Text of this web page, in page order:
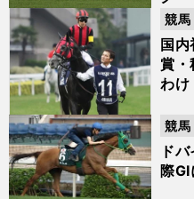
バ
国
賞・
わけ
競馬
ド
際
競馬